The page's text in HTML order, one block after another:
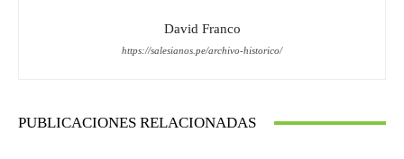
David Franco
https://salesianos.pe/archivo-historico/
PUBLICACIONES RELACIONADAS